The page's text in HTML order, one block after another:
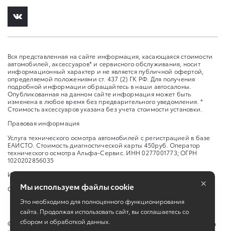
Вся представленная на сайте информация, касающаяся стоимости
автомобилей, аксессуаров* и сервисного обслуживания, носит
информационный характер и не является публичной офертой,
определяемой положениями ст. 437 (2) ГК РФ. Для получения
подробной информации обращайтесь в наши автосалоны.
Опубликованная на данном сайте информация может быть
изменена в любое время без предварительного уведомления. *
Стоимость аксессуаров указана без учета стоимости установки.
Правовая информация
Услуга технического осмотра автомобилей с регистрацией в базе
ЕАИСТО. Стоимость диагностической карты 450руб. Оператор
технического осмотра Альфа-Сервис. ИНН 0277001773; ОГРН
1020202856035
Изменить настройку cookies
Сбросить cookie
© 2026ООО "Урал-Моторс", ООО «Альфа-Сервис» проспект Салавата
Мы используем файлы cookie
Это необходимо для полноценного функционирования
сайта. Продолжая использовать сайт, вы соглашаетесь со
сбором и обработкой данных.
×